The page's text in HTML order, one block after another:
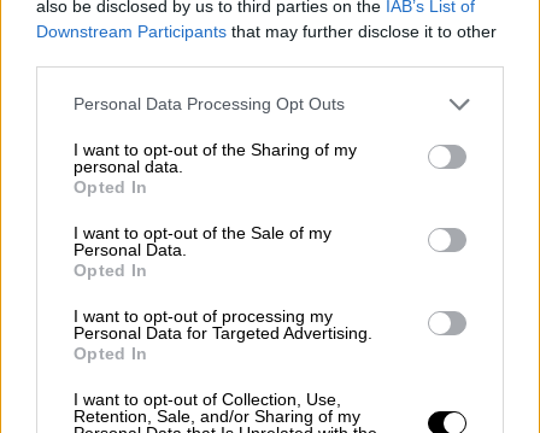
also be disclosed by us to third parties on the IAB’s List of
Downstream Participants that may further disclose it to other
Please note that this website/app uses one or more Google
not limited to your visit or usage behaviour. You may click to
grant or deny consent to Google and its third-party tags to
use your data for below specified purposes in below Google
consent section.
Personal Data Processing Opt Outs
I want to opt-out of the Sharing of my
personal data.
Opted In
I want to opt-out of the Sale of my
Personal Data.
Opted In
I want to opt-out of processing my
Personal Data for Targeted Advertising.
Opted In
I want to opt-out of Collection, Use,
Retention, Sale, and/or Sharing of my
Ζευγάρι χωρίς τέκνα:320 ευρώμηνιαίες
αγορές,32 ευρώμηναία ενίσχυση
Μονογονεϊκή οικογένεια με ένα
εξαρτώμενο τέκνο:320 ευρώ
μηνιαίες
αγορές,
32 ευρώ
μηναία ενίσχυση
Μονογονεϊκή οικογένεια με δύο
εξαρτώμενα τέκνα:
αγορές,42 ευρώμηναία ενίσχυση
Ζευγάρι με ένα εξαρτώμενο τέκνο:
ενίσχυση
Ζευγάρι με δύο εξαρτώμενα τέκνα:
ευρώ μηνιαίες αγορές,
ενίσχυση